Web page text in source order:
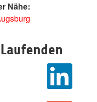
Nähe: